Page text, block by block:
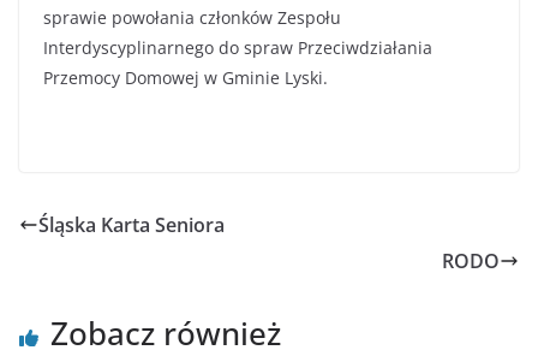
sprawie powołania członków Zespołu
Interdyscyplinarnego do spraw Przeciwdziałania
Przemocy Domowej w Gminie Lyski.
Śląska Karta Seniora
RODO
Zobacz również